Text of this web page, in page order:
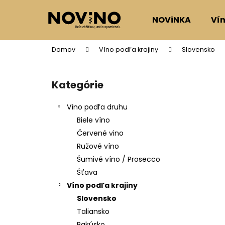
NOViNKA
Domov Víno podľa krajiny Slovensko
Preskočiť
kategórie
Kategórie
Víno podľa druhu
Biele víno
Červené vino
Ružové víno
Šumivé víno / Prosecco
Šťava
Víno podľa krajiny
Slovensko
Taliansko
í
Späť
do
obchodu
Späť
do
obchodu